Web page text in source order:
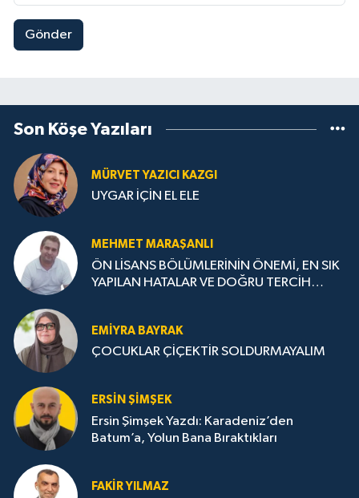
Gönder
Son Köşe Yazıları
MÜRVET YAZICI KAZGI
UYGAR İÇİN EL ELE
MEHMET MARAŞANLI
ÖN LİSANS BÖLÜMLERİNİN ÖNEMİ, EN SIK
YAPILAN HATALAR VE DOĞRU TERCİH
EMIYRA BAYRAK
ÇOCUKLAR ÇİÇEKTİR SOLDURMAYALIM
ERSIN ŞIMŞEK
Ersin Şimşek Yazdı: Karadeniz’den
Batum’a, Yolun Bana Bıraktıkları
FAKIR YILMAZ